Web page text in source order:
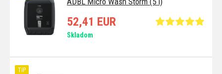
52,41 EUR
Skladom
TIP